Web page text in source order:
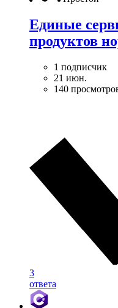
Единые
продуктов
1 подписчик
21 июн.
140
3
ответа